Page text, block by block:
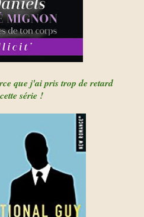
que j'ai pris trop de retard
série !